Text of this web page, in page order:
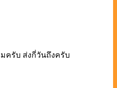
ครับ ส่งกี่วันถึงครับ